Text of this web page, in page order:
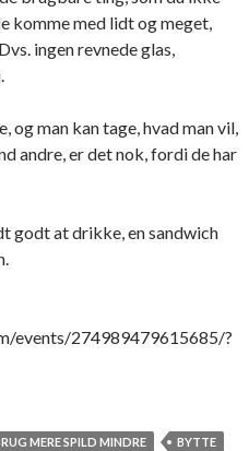
komme med lidt og meget,
ingen revnede glas,
man kan tage, hvad man vil,
andre, er det nok, fordi de har
godt at drikke, en sandwich
events/274989479615685/?
MERE SPILD MINDRE
BYTTE